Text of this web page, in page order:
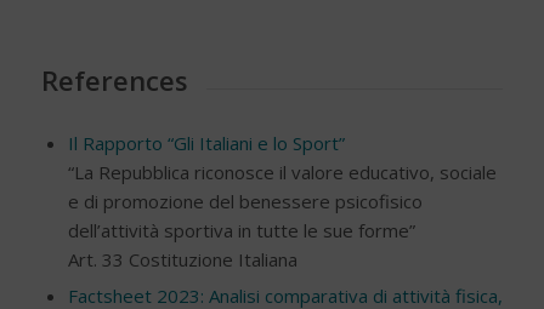
References
Il Rapporto “Gli Italiani e lo Sport”
“La Repubblica riconosce il valore educativo, sociale
e di promozione del benessere psicofisico
dell’attività sportiva in tutte le sue forme”
Art. 33 Costituzione Italiana
Factsheet 2023: Analisi comparativa di attività fisica,